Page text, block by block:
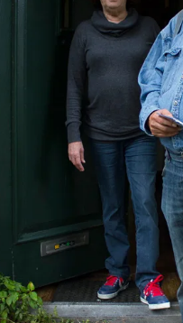
september oktober
maart april mei
september oktober
februari maart april mei
september oktober